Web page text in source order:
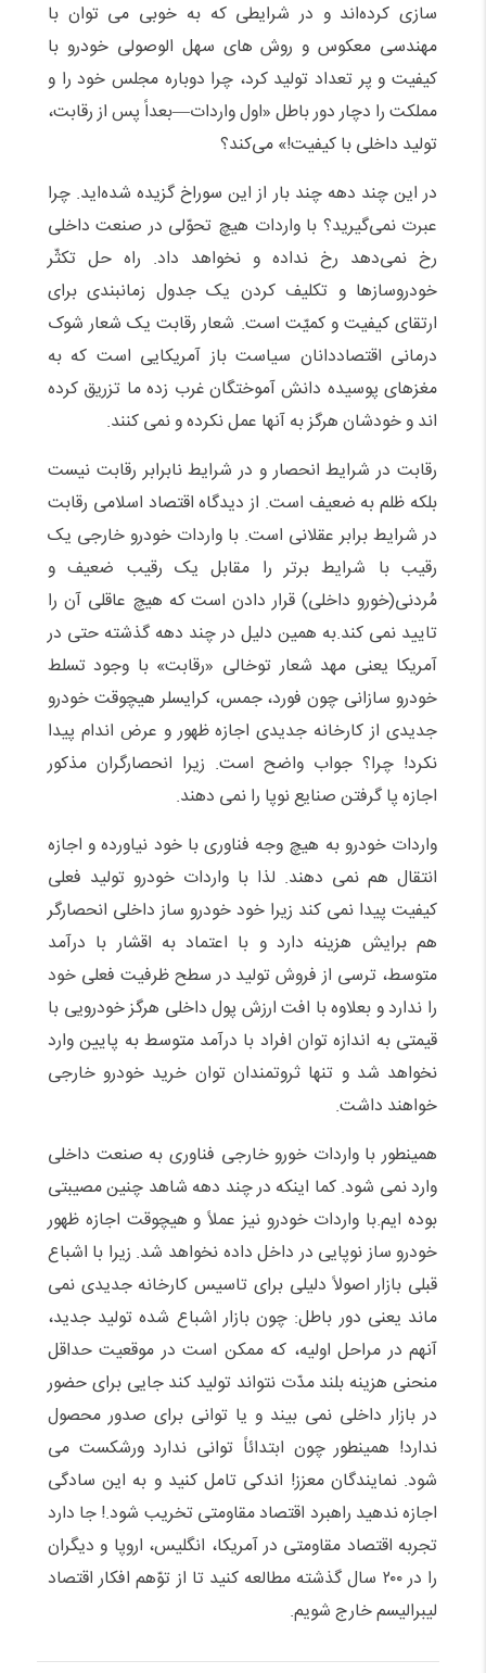
سازی کرده‌اند و در شرایطی که به خوبی می توان با
مهندسی معکوس و روش های سهل الوصولی خودرو با
کیفیت و پر تعداد تولید کرد، چرا دوباره مجلس خود را و
مملکت را دچار دور باطل «اول واردات—بعداً پس از رقابت،
تولید داخلی با کیفیت!» می‌کند؟
در این چند دهه چند بار از این سوراخ گزیده شده‌اید. چرا
عبرت نمی‌گیرید؟ با واردات هیچ تحوّلی در صنعت داخلی
رخ نمی‌دهد رخ نداده و نخواهد داد. راه حل تکثّر
خودروسازها و تکلیف کردن یک جدول زمانبندی برای
ارتقای کیفیت و کمیّت است. شعار رقابت یک شعار شوک
درمانی اقتصاددانان سیاست باز آمریکایی است که به
مغزهای پوسیده دانش آموختگان غرب زده ما تزریق کرده
اند و خودشان هرگز به آنها عمل نکرده و نمی کنند.
رقابت در شرایط انحصار و در شرایط نابرابر رقابت نیست
بلکه ظلم به ضعیف است. از دیدگاه اقتصاد اسلامی رقابت
در شرایط برابر عقلانی است. با واردات خودرو خارجی یک
رقیب با شرایط برتر را مقابل یک رقیب ضعیف و
مُردنی(خورو داخلی) قرار دادن است که هیچ عاقلی آن را
تایید نمی کند.به همین دلیل در چند دهه گذشته حتی در
آمریکا یعنی مهد شعار توخالی «رقابت» با وجود تسلط
خودرو سازانی چون فورد، جمس، کرایسلر هیچوقت خودرو
جدیدی از کارخانه جدیدی اجازه ظهور و عرض اندام پیدا
نکرد! چرا؟ جواب واضح است. زیرا انحصارگران مذکور
اجازه پا گرفتن صنایع نوپا را نمی دهند.
واردات خودرو به هیچ وجه فناوری با خود نیاورده و اجازه
انتقال هم نمی دهند. لذا با واردات خودرو تولید فعلی
کیفیت پیدا نمی کند زیرا خود خودرو ساز داخلی انحصارگر
هم برایش هزینه دارد و با اعتماد به اقشار با درآمد
متوسط، ترسی از فروش تولید در سطح ظرفیت فعلی خود
را ندارد و بعلاوه با افت ارزش پول داخلی هرگز خودرویی با
قیمتی به اندازه توان افراد با درآمد متوسط به پایین وارد
نخواهد شد و تنها ثروتمندان توان خرید خودرو خارجی
خواهند داشت.
همینطور با واردات خورو خارجی فناوری به صنعت داخلی
وارد نمی شود. کما اینکه در چند دهه شاهد چنین مصیبتی
بوده ایم.با واردات خودرو نیز عملاً و هیچوقت اجازه ظهور
خودرو ساز نوپایی در داخل داده نخواهد شد. زیرا با اشباع
قبلی بازار اصولاً دلیلی برای تاسیس کارخانه جدیدی نمی
ماند یعنی دور باطل: چون بازار اشباع شده تولید جدید،
آنهم در مراحل اولیه، که ممکن است در موقعیت حداقل
منحنی هزینه بلند مدّت نتواند تولید کند جایی برای حضور
در بازار داخلی نمی بیند و یا توانی برای صدور محصول
ندارد! همینطور چون ابتدائاً توانی ندارد ورشکست می
شود. نمایندگان معزز! اندکی تامل کنید و به این سادگی
اجازه ندهید راهبرد اقتصاد مقاومتی تخریب شود.! جا دارد
تجربه اقتصاد مقاومتی در آمریکا، انگلیس، اروپا و دیگران
را در ۲۰۰ سال گذشته مطالعه کنید تا از توّهم افکار اقتصاد
لیبرالیسم خارج شویم.